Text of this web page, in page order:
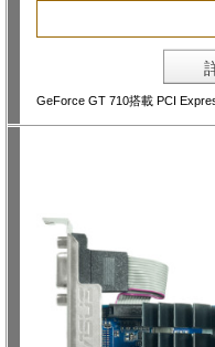
GeForce GT 710搭載 PCI